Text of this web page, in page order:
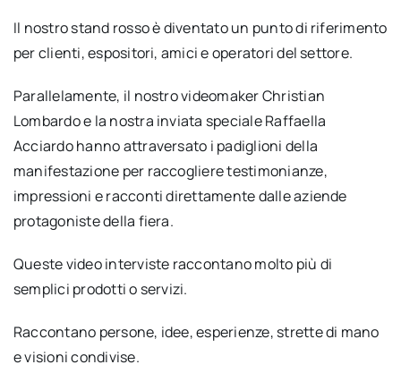
Il nostro stand rosso è diventato un punto di riferimento
per clienti, espositori, amici e operatori del settore.
Parallelamente, il nostro videomaker Christian
Lombardo e la nostra inviata speciale Raffaella
Acciardo hanno attraversato i padiglioni della
manifestazione per raccogliere testimonianze,
impressioni e racconti direttamente dalle aziende
protagoniste della fiera.
Queste video interviste raccontano molto più di
semplici prodotti o servizi.
Raccontano persone, idee, esperienze, strette di mano
e visioni condivise.